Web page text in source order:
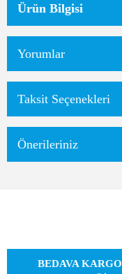
Ürün Bilgisi
Yorumlar
Taksit Seçenekleri
Önerileriniz
BEDAVA KARGO